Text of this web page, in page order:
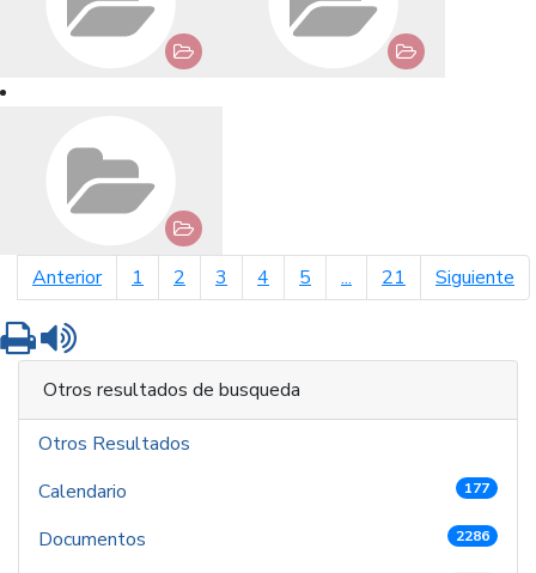
Anteriorpágina anterior
1 2 3 4 5 ... 21 Siguiente
Imprimir
Otros resultados de busqueda
Otros Resultados
Calendario
177
Documentos 2286